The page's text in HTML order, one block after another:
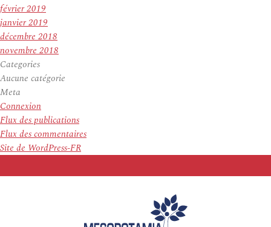
février 2019
janvier 2019
décembre 2018
novembre 2018
Categories
Aucune catégorie
Meta
Connexion
Flux des publications
Flux des commentaires
Site de WordPress-FR